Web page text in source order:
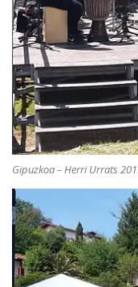
Gipuzkoa – Herri Urrats